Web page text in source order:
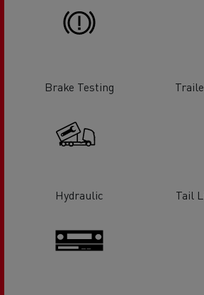
Brake Testing
Hydraulic Tail